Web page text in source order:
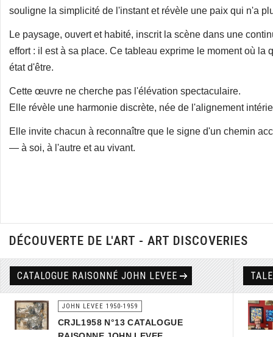
souligne la simplicité de l'instant et révèle une paix qui n'a
Le paysage, ouvert et habité, inscrit la scène dans une
effort : il est à sa place. Ce tableau exprime le moment où
état d'être.
Cette œuvre ne cherche pas l'élévation spectaculaire.
Elle révèle une harmonie discrète, née de l'alignement
Elle invite chacun à reconnaître que le signe d'un chemin
— à soi, à l'autre et au vivant.
DÉCOUVERTE DE L'ART - ART DISCOVERIES
CATALOGUE RAISONNÉ JOHN LEVEE
JOHN LEVEE 1950-1959
CRJL1958 N°13 CATALOGUE